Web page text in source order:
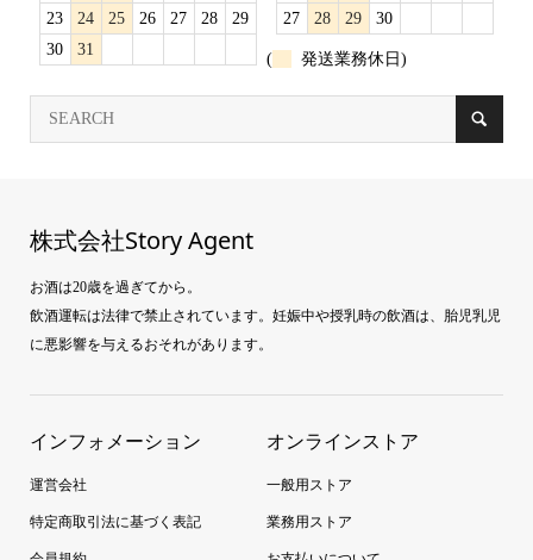
23
24 25 26 27 28
29
30
31
27
28 29 30
( 発送業務休日)
株式会社Story Agent
お酒は20歳を過ぎてから。
飲酒運転は法律で禁止されています。妊娠中や授乳時の飲酒は、胎児乳児
に悪影響を与えるおそれがあります。
インフォメーション
運営会社
特定商取引法に基づく表記
オンラインストア
一般用ストア
業務用ストア